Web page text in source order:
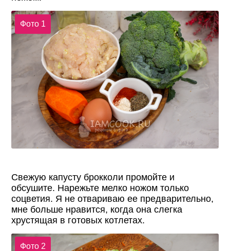
Фото 1
Свежую капусту брокколи промойте и
обсушите. Нарежьте мелко ножом только
соцветия. Я не отвариваю ее предварительно,
мне больше нравится, когда она слегка
хрустящая в готовых котлетах.
Фото 2